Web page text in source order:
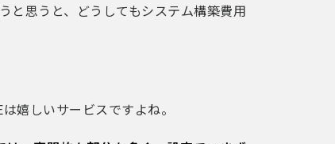
と思うと、どうしてもシステム構築費用
嬉しいサービスですよね。